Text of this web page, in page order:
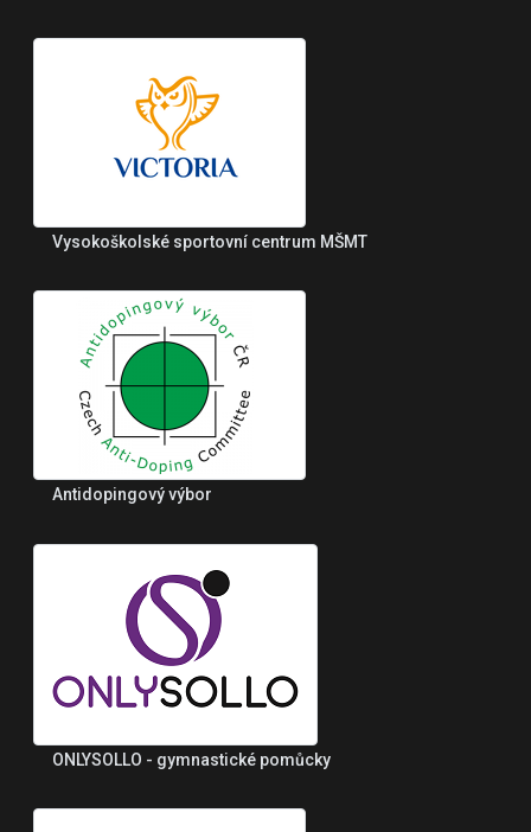
Vysokoškolské sportovní centrum MŠMT
Antidopingový výbor
ONLYSOLLO - gymnastické pomůcky